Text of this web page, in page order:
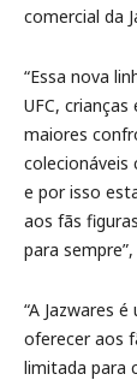
comercial da
“Essa nova
UFC,
maiores
colecionáveis
e por isso
aos fãs
para
“A Jazwares
oferecer aos
limitada para